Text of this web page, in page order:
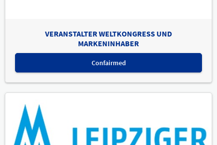
VERANSTALTER WELTKONGRESS UND
MARKENINHABER
Confairmed